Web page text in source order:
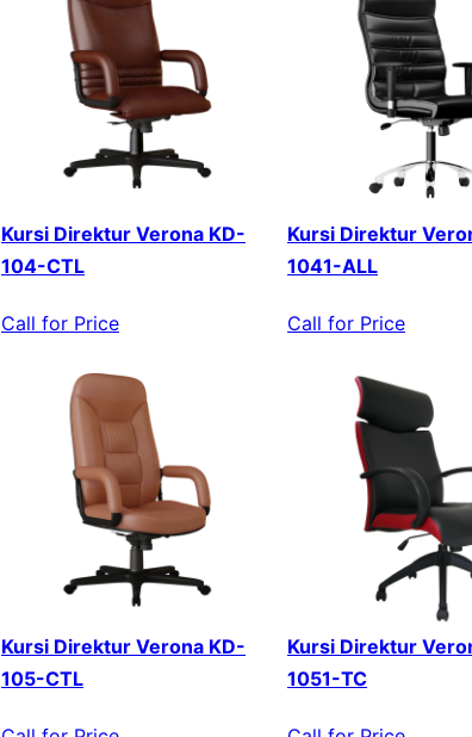
Kursi Direktur Verona KD-
104-CTL
Call for Price
Kursi Direktur
1041-ALL
Call for Price
Kursi Direktur Verona KD-
105-CTL
Kursi Direktur
1051-TC